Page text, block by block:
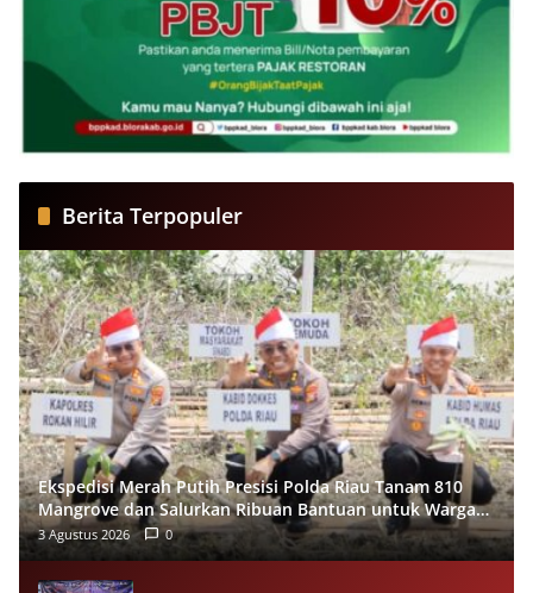
Berita Terpopuler
Ekspedisi Merah Putih Presisi Polda Riau Tanam 810
Mangrove dan Salurkan Ribuan Bantuan untuk Warga
Pesisir Sinaboi
3 Agustus 2026 0